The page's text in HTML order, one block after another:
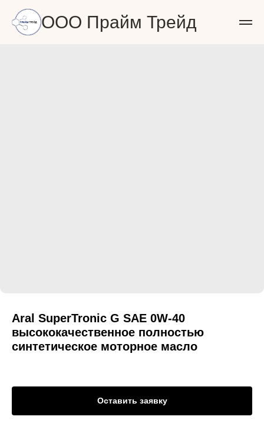
ООО Прайм Трейд
Aral SuperTronic G SAE 0W-40
высококачественное полностью
синтетическое моторное масло
Оставить заявку